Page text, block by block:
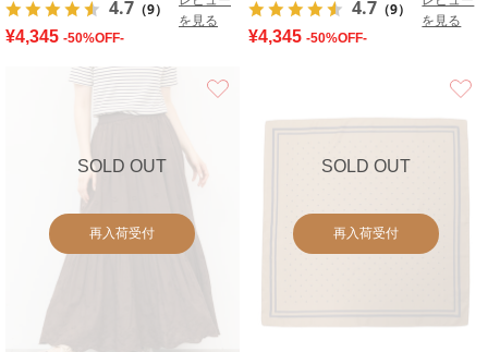
4.7 （9）
を見る
¥4,345 -50%OFF-
4.7 （9）
を見る
¥4,345 -50%OFF-
SOLD OUT
再入荷受付
SOLD OUT
再入荷受付